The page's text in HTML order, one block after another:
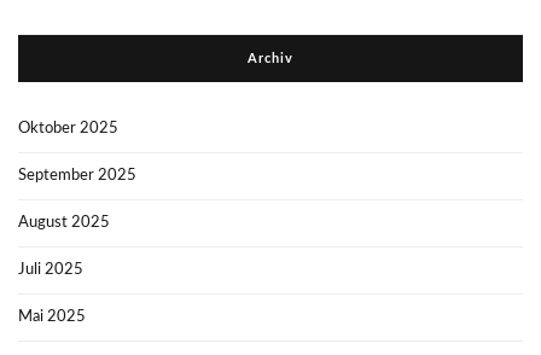
Archiv
Oktober 2025
September 2025
August 2025
Juli 2025
Mai 2025